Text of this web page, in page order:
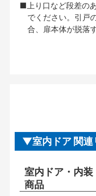
■上り口など段差の
でください。引戸
合、扉本体が脱落
室内ドア 関連
室内ドア・内
商品